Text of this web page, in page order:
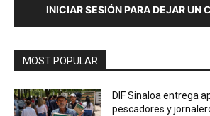
INICIAR SESIÓN PARA DEJAR UN
MOST POPULAR
DIF Sinaloa entrega
pescadores y